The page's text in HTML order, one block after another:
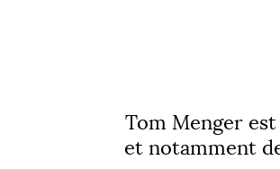
Tom Menger
et notamment